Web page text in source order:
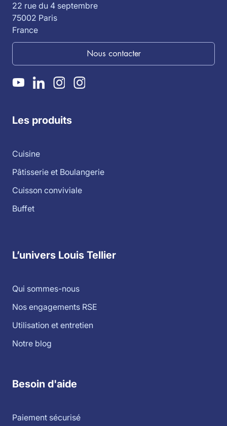
22 rue du 4 septembre
75002 Paris
France
Nous contacter
Les produits
Cuisine
Pâtisserie et Boulangerie
Cuisson conviviale
Buffet
L’univers Louis Tellier
Qui sommes-nous
Nos engagements RSE
Utilisation et entretien
Notre blog
Besoin d'aide
Paiement sécurisé